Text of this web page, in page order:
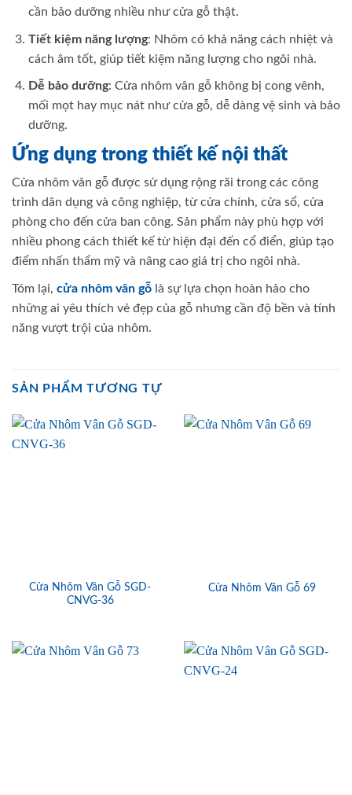
cần bảo dưỡng nhiều như cửa gỗ thật.
Tiết kiệm năng lượng: Nhôm có khả năng cách nhiệt và
cách âm tốt, giúp tiết kiệm năng lượng cho ngôi nhà.
Dễ bảo dưỡng: Cửa nhôm vân gỗ không bị cong vênh,
mối mọt hay mục nát như cửa gỗ, dễ dàng vệ sinh và bảo
dưỡng.
Ứng dụng trong thiết kế nội thất
Cửa nhôm vân gỗ được sử dụng rộng rãi trong các công
trình dân dụng và công nghiệp, từ cửa chính, cửa sổ, cửa
phòng cho đến cửa ban công. Sản phẩm này phù hợp với
nhiều phong cách thiết kế từ hiện đại đến cổ điển, giúp tạo
điểm nhấn thẩm mỹ và nâng cao giá trị cho ngôi nhà.
Tóm lại, cửa nhôm vân gỗ là sự lựa chọn hoàn hảo cho
những ai yêu thích vẻ đẹp của gỗ nhưng cần độ bền và tính
năng vượt trội của nhôm.
SẢN PHẨM TƯƠNG TỰ
Cửa Nhôm Vân Gỗ SGD-
CNVG-36
Cửa Nhôm Vân Gỗ 69